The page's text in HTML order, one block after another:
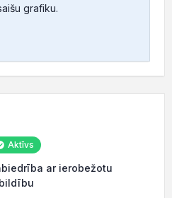
grafiku.
Aktīvs
ar ierobežotu